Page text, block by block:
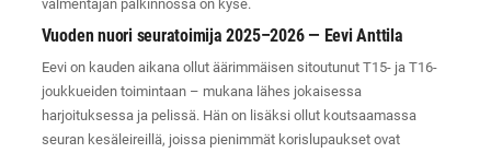
valmentajan palkinnossa on kyse.
Vuoden nuori seuratoimija 2025–2026 — Eevi Anttila
Eevi on kauden aikana ollut äärimmäisen sitoutunut T15- ja T16-
joukkueiden toimintaan – mukana lähes jokaisessa
harjoituksessa ja pelissä. Hän on lisäksi ollut koutsaamassa
seuran kesäleireillä, joissa pienimmät korislupaukset ovat